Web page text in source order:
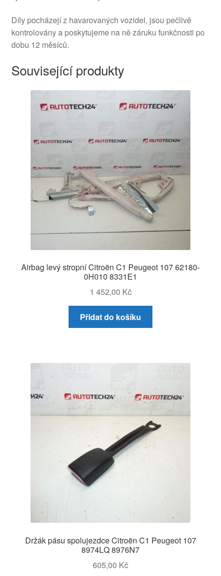
Díly pocházejí z havarovaných vozidel, jsou pečlivě
kontrolovány a poskytujeme na ně záruku funkčnosti po
dobu 12 měsíců.
Související produkty
Airbag levý stropní Citroën C1 Peugeot 107 62180-
0H010 8331E1
1 452,00 Kč
Přidat do košíku
Držák pásu spolujezdce Citroën C1 Peugeot 107
8974LQ 8976N7
605,00 Kč